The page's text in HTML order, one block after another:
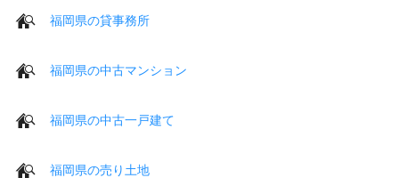
福岡県の貸事務所
福岡県の中古マンション
福岡県の中古一戸建て
福岡県の売り土地